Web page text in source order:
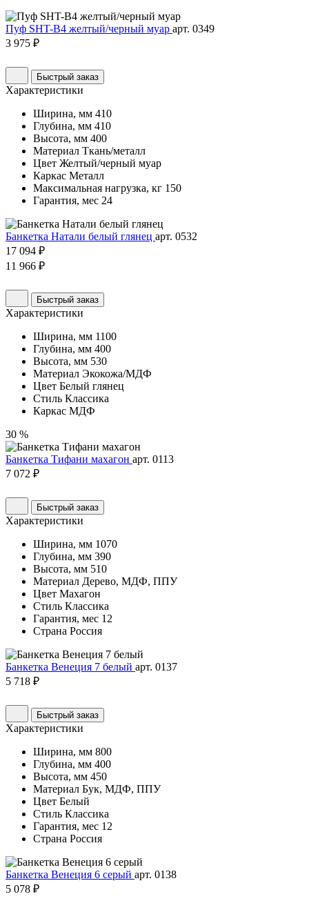
Пуф SHT-B4 желтый/черный муар арт. 0349
3 975 ₽
Быстрый заказ
Характеристики
Ширина, мм 410
Глубина, мм 410
Высота, мм 400
Материал Ткань/металл
Цвет Желтый/черный муар
Каркас Металл
Максимальная нагрузка, кг 150
Гарантия, мес 24
Банкетка Натали белый глянец арт. 0532
17 094 ₽
11 966 ₽
Быстрый заказ
Характеристики
Ширина, мм 1100
Глубина, мм 400
Высота, мм 530
Материал Экокожа/МДФ
Цвет Белый глянец
Стиль Классика
Каркас МДФ
30 %
Банкетка Тифани махагон арт. 0113
7 072 ₽
Быстрый заказ
Характеристики
Ширина, мм 1070
Глубина, мм 390
Высота, мм 510
Материал Дерево, МДФ, ППУ
Цвет Махагон
Стиль Классика
Гарантия, мес 12
Страна Россия
Банкетка Венеция 7 белый арт. 0137
5 718 ₽
Быстрый заказ
Характеристики
Ширина, мм 800
Глубина, мм 400
Высота, мм 450
Материал Бук, МДФ, ППУ
Цвет Белый
Стиль Классика
Гарантия, мес 12
Страна Россия
Банкетка Венеция 6 серый арт. 0138
5 078 ₽